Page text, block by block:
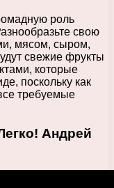
роль
свою
мясом, сыром,
свежие фрукты
которые
поскольку как
требуемые
Андрей